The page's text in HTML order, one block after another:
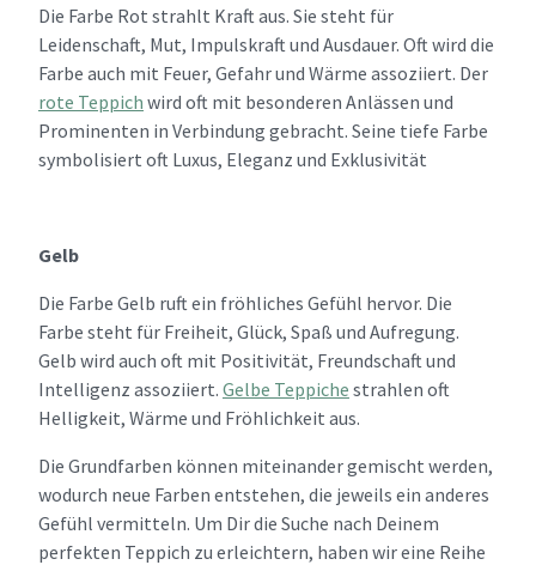
Die Farbe Rot strahlt Kraft aus. Sie steht für
Leidenschaft, Mut, Impulskraft und Ausdauer. Oft wird die
Farbe auch mit Feuer, Gefahr und Wärme assoziiert. Der
rote Teppich wird oft mit besonderen Anlässen und
Prominenten in Verbindung gebracht. Seine tiefe Farbe
symbolisiert oft Luxus, Eleganz und Exklusivität
Gelb
Die Farbe Gelb ruft ein fröhliches Gefühl hervor. Die
Farbe steht für Freiheit, Glück, Spaß und Aufregung.
Gelb wird auch oft mit Positivität, Freundschaft und
Intelligenz assoziiert. Gelbe Teppiche strahlen oft
Helligkeit, Wärme und Fröhlichkeit aus.
Die Grundfarben können miteinander gemischt werden,
wodurch neue Farben entstehen, die jeweils ein anderes
Gefühl vermitteln. Um Dir die Suche nach Deinem
perfekten Teppich zu erleichtern, haben wir eine Reihe